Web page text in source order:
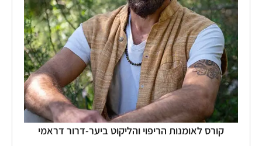
קורס לאומנות הריפוי והליקוט ביער-דרור דראמי